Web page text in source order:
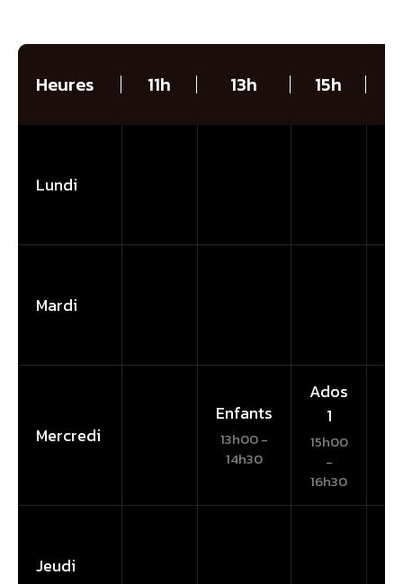
R
Heures 11h 13h 15h
Lundi
Mardi
Mercredi
Enfants
13h00 -
14h30
Ados
1
15h00
-
16h30
Jeudi